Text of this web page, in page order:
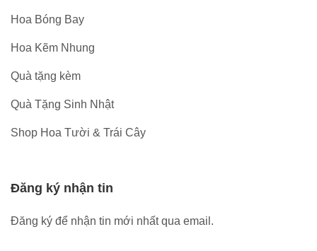
Hoa Bóng Bay
Hoa Kẽm Nhung
Quà tặng kèm
Quà Tặng Sinh Nhật
Shop Hoa Tười & Trái Cây
Đăng ký nhận tin
Đăng ký để nhận tin mới nhất qua email.